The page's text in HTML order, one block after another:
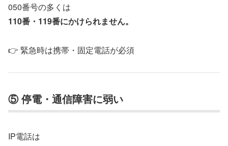
050番号の多くは
110番・119番にかけられません。
👉 緊急時は携帯・固定電話が必須
⑤ 停電・通信障害に弱い
IP電話は